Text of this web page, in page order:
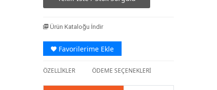
Ürün Kataloğu İndir
Favorilerime Ekle
ÖZELLİKLER ÖDEME SEÇENEKLERİ